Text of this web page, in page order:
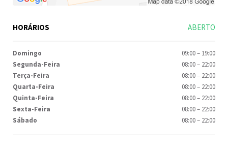
HORÁRIOS ABERTO
Domingo 09:00– 19:00
Segunda-Feira
08:00– 22:00
Terça-Feira
08:00– 22:00
Quarta-Feira
08:00– 22:00
Quinta-Feira
08:00– 22:00
Sexta-Feira
08:00– 22:00
Sábado
08:00– 22:00